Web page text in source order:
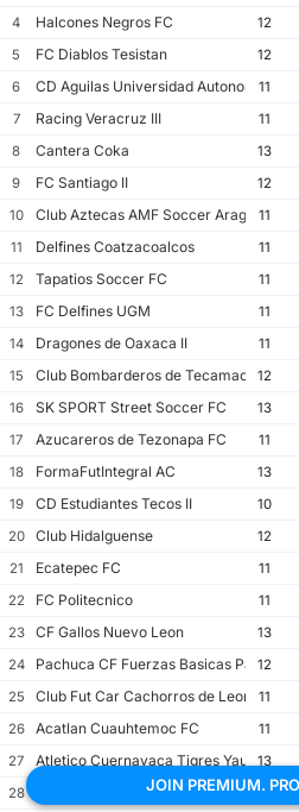
4
Halcones Negros FC 12
5
FC Diablos Tesistan 12
6
CD Aguilas Universidad Autonoma de
11
7
Racing Veracruz III 11
8
Cantera Coka 13
9
FC Santiago II 12
10
Club Aztecas AMF Soccer Aragon11
11
Delfines Coatzacoalcos 11
12
Tapatios Soccer FC 11
13
FC Delfines UGM 11
14
Dragones de Oaxaca II 11
15
Club Bombarderos de Tecamac 12
16
SK SPORT Street Soccer FC 13
17
Azucareros de Tezonapa FC 11
18
FormaFutIntegral AC 13
19
CD Estudiantes Tecos II 10
20
Club Hidalguense 12
21
Ecatepec FC 11
22
FC Politecnico 11
23
CF Gallos Nuevo Leon 13
24
Pachuca CF Fuerzas Basicas Pachuca
12
25
Club Fut Car Cachorros de Leon 11
26
Acatlan Cuauhtemoc FC 11
27
Atletico Cuernavaca Tigres Yautepec
13
28
11
JOIN PREMIUM.